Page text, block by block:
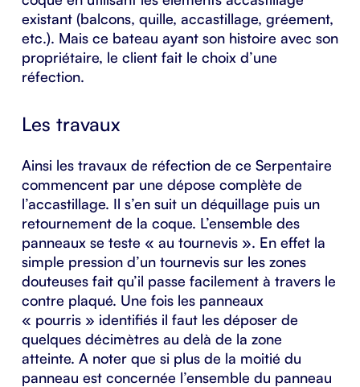
existant (balcons, quille, accastillage, gréement,
etc.). Mais ce bateau ayant son histoire avec son
propriétaire, le client fait le choix d’une
réfection.
Les travaux
Ainsi les travaux de réfection de ce Serpentaire
commencent par une dépose complète de
l’accastillage. Il s’en suit un déquillage puis un
retournement de la coque. L’ensemble des
panneaux se teste « au tournevis ». En effet la
simple pression d’un tournevis sur les zones
douteuses fait qu’il passe facilement à travers le
contre plaqué. Une fois les panneaux
« pourris » identifiés il faut les déposer de
quelques décimètres au delà de la zone
atteinte. A noter que si plus de la moitié du
panneau est concernée l’ensemble du panneau